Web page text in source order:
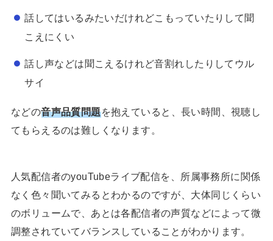
話してはいるみたいだけれどこもっていたりして聞
こえにくい
話し声などは聞こえるけれど音割れしたりしてウル
サイ
などの音声品質問題を抱えていると、長い時間、視聴し
てもらえるのは難しくなります。
人気配信者のyouTubeライブ配信を、所属事務所に関係
なく色々聞いてみるとわかるのですが、大体同じくらい
のボリュームで、あとは各配信者の声質などによって微
調整されていてバランスしていることがわかります。